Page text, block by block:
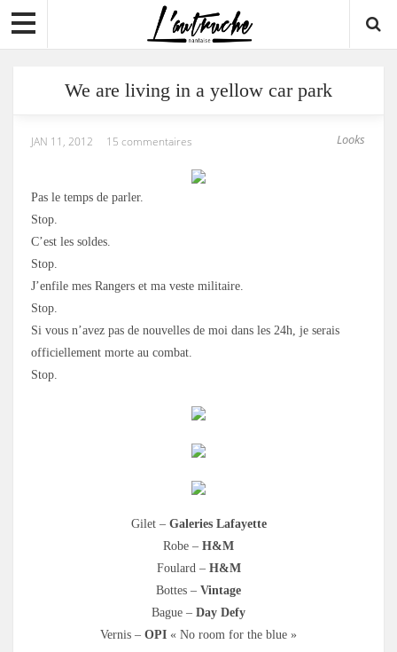
We are living in a yellow car park
Looks
JAN 11, 2012 15 commentaires
Pas le temps de parler.
Stop.
C’est les soldes.
Stop.
J’enfile mes Rangers et ma veste militaire.
Stop.
Si vous n’avez pas de nouvelles de moi dans les 24h, je serais
officiellement morte au combat.
Stop.
Gilet – Galeries Lafayette
Robe – H&M
Foulard – H&M
Bottes – Vintage
Bague – Day Defy
Vernis – OPI « No room for the blue »